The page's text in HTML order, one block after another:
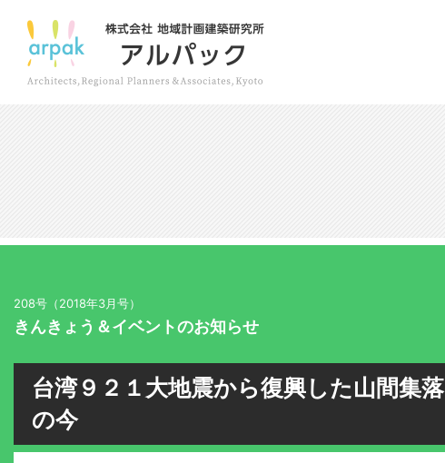
208号（2018年3月号）
きんきょう＆イベントのお知らせ
台湾９２１大地震から復興した山間集落
の今